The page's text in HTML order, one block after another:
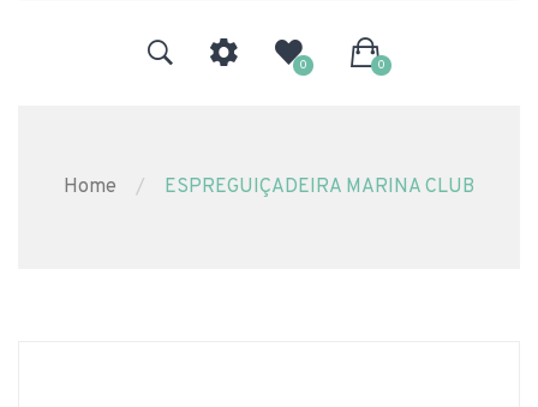
0 0
Home ESPREGUIÇADEIRA MARINA CLUB